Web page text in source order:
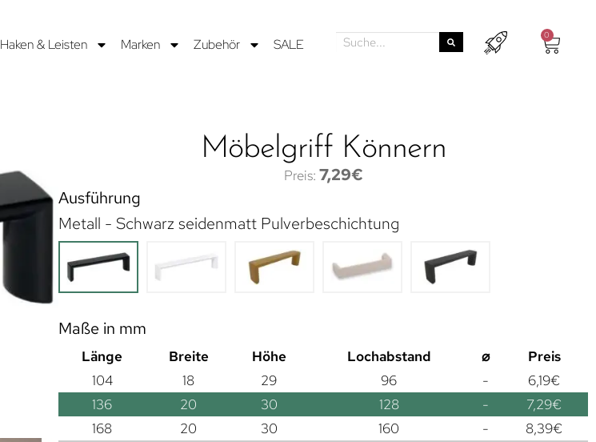
Haken & Leisten Marken Zubehör SALE
0
Möbelgriff Könnern
7,29€
Ausführung
Metall - Schwarz seidenmatt Pulverbeschichtung
Maße in mm
Länge Breite Höhe Lochabstand ⌀
Preis
104
18 29 96 - 6,19€
136
20 30 128 - 7,29€
168
20 30 160 - 8,39€